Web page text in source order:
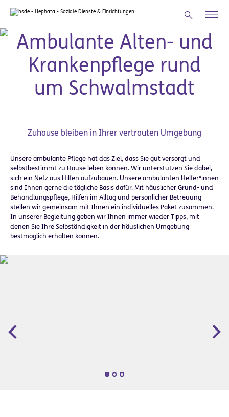
Ambulante Alten- und
Krankenpflege rund
um Schwalmstadt
Zuhause bleiben in Ihrer vertrauten Umgebung
Unsere ambulante Pflege hat das Ziel, dass Sie gut versorgt und
selbstbestimmt zu Hause leben können. Wir unterstützen Sie dabei,
sich ein Netz aus Hilfen aufzubauen. Unsere ambulanten Helfer*innen
sind Ihnen gerne die tägliche Basis dafür. Mit häuslicher Grund- und
Behandlungspflege, Hilfen im Alltag und persönlicher Betreuung
stellen wir gemeinsam mit Ihnen ein individuelles Paket zusammen.
In unserer Begleitung geben wir Ihnen immer wieder Tipps, mit
denen Sie Ihre Selbständigkeit in der häuslichen Umgebung
bestmöglich erhalten können.
Zurück